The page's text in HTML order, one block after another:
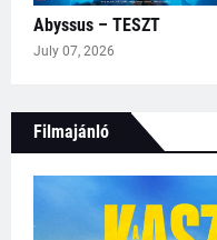
Abyssus – TESZT
July 07, 2026
Filmajánló